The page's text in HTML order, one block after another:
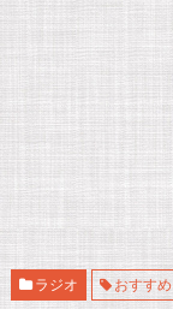
ラジオ おすすめ